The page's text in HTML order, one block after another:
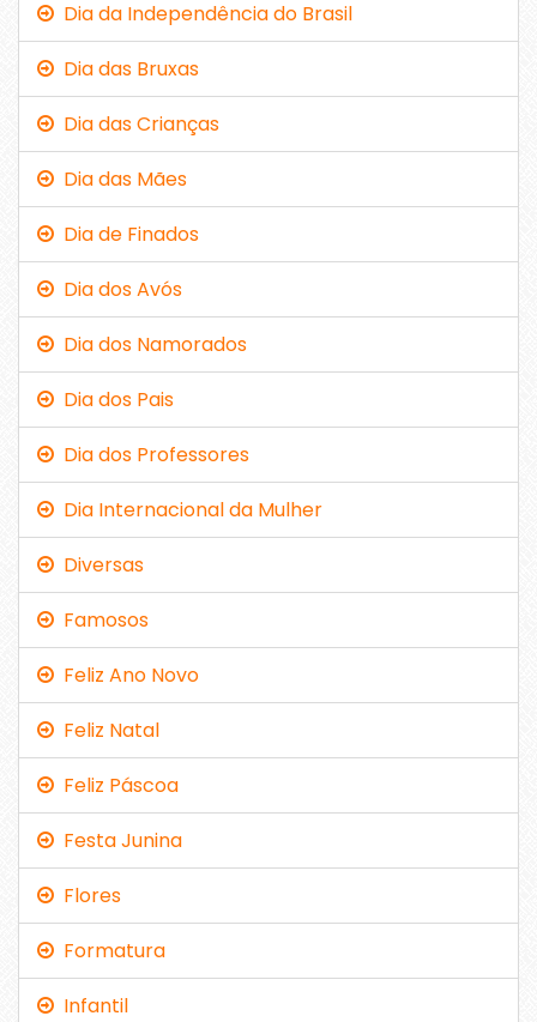
Dia da Independência do Brasil
Dia das Bruxas
Dia das Crianças
Dia das Mães
Dia de Finados
Dia dos Avós
Dia dos Namorados
Dia dos Pais
Dia dos Professores
Dia Internacional da Mulher
Diversas
Famosos
Feliz Ano Novo
Feliz Natal
Feliz Páscoa
Festa Junina
Flores
Formatura
Infantil